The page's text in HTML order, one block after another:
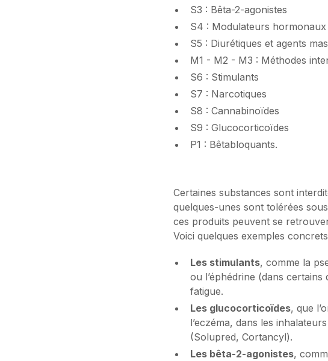
S3 : Bêta-2-agonistes
S4 : Modulateurs hormonaux
S5 : Diurétiques et agents
M1 - M2 - M3 : Méthodes
S6 : Stimulants
S7 : Narcotiques
S8 : Cannabinoïdes
S9 : Glucocorticoïdes
P1 : Bêtabloquants.
Certaines substances sont
quelques-unes sont tolérées
ces produits peuvent se
Voici quelques exemples
Les stimulants, comme la
ou l’éphédrine (dans
fatigue.
Les glucocorticoïdes, que
l’eczéma, dans les
(Solupred, Cortancyl).
Les bêta-2-agonistes,